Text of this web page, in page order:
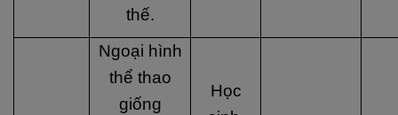
thế.
Ngoại hình
thể thao
giống
Học